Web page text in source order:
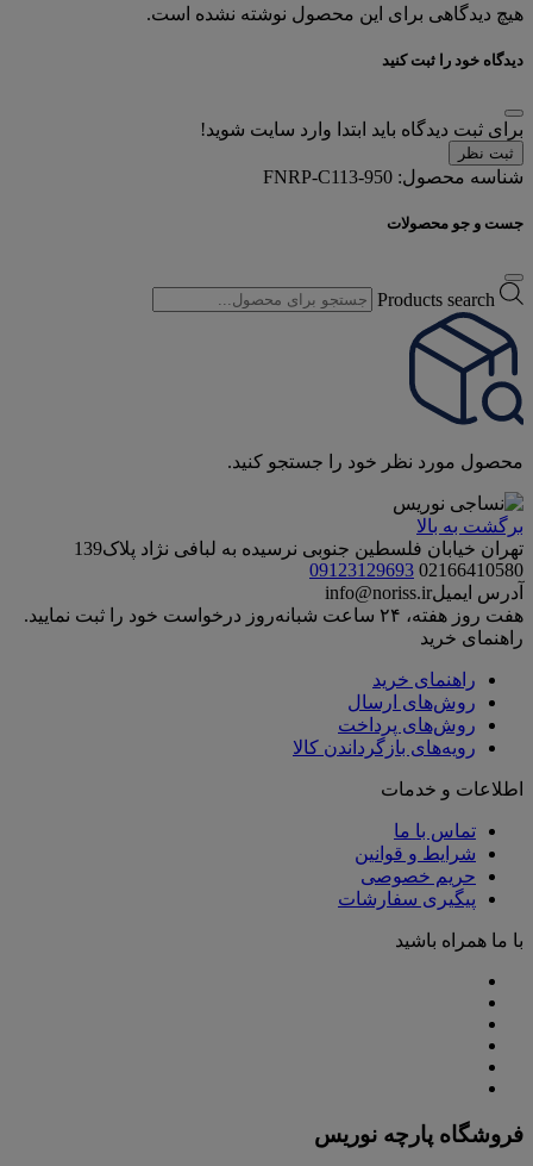
هیچ دیدگاهی برای این محصول نوشته نشده است.
دیدگاه خود را ثبت کنید
برای ثبت دیدگاه باید ابتدا وارد سایت شوید!
ثبت نظر
شناسه محصول: FNRP-C113-950
جست و جو محصولات
Products search
محصول مورد نظر خود را جستجو کنید.
برگشت به بالا
تهران خیابان فلسطین جنوبی نرسیده به لبافی نژاد پلاک139
02166410580
09123129693
آدرس ایمیلinfo@noriss.ir
هفت روز هفته، ۲۴ ساعت شبانه‌روز درخواست خود را ثبت نمایید.
راهنمای خرید
راهنمای خرید
روش‌های ارسال
روش‌های پرداخت
رویه‌های بازگرداندن کالا
اطلاعات و خدمات
تماس با ما
شرایط و قوانین
حریم خصوصی
پیگیری سفارشات
با ما همراه باشید
فروشگاه پارچه نوریس